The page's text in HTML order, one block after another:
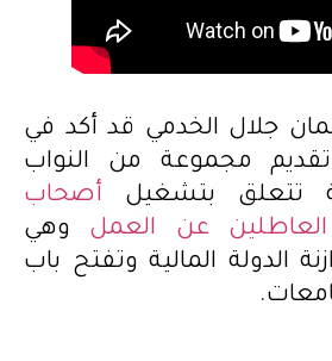
جلال الخدمي قد أكد في
مجموعة من النواب
تتعلق بتشغيل أصحاب
العاطلين عن العمل وهي
الدولة المالية وتفتح باب